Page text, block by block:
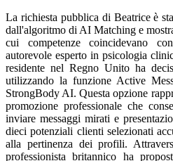
La richiesta pubblica di Beatrice è
dall'algoritmo di AI Matching e
cui competenze coincidevano
autorevole esperto in psicologia
residente nel Regno Unito ha
utilizzando la funzione Active
StrongBody AI. Questa opzione
promozione professionale che
inviare messaggi mirati e
dieci potenziali clienti selezionati
alla pertinenza dei profili.
professionista britannico ha